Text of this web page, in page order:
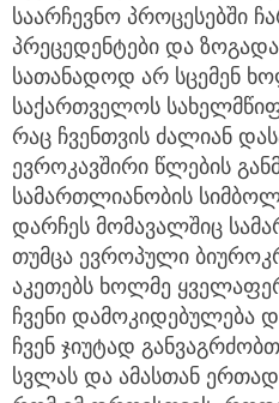
საარჩევნო პროცესებში
პრეცედენტები და
სათანადოდ არ სცემენ
საქართველოს
რაც ჩვენთვის ძალიან
ევროკავშირი წლების
სამართლიანობის
დარჩეს მომავალშიც
თუმცა ევროპული
აკეთებს ხოლმე
ჩვენი დამოკიდებულება
ჩვენ ჯიუტად
სვლას და ამასთან